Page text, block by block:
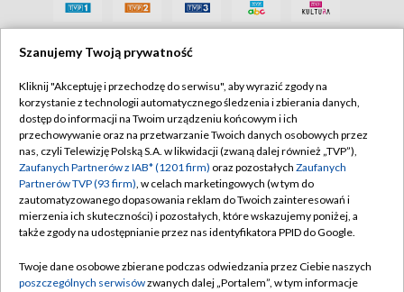
Szanujemy Twoją prywatność
Kliknij "Akceptuję i przechodzę do serwisu", aby wyrazić zgody na
korzystanie z technologii automatycznego śledzenia i zbierania danych,
dostęp do informacji na Twoim urządzeniu końcowym i ich
przechowywanie oraz na przetwarzanie Twoich danych osobowych przez
nas, czyli Telewizję Polską S.A. w likwidacji (zwaną dalej również „TVP”),
Zaufanych Partnerów z IAB* (1201 firm) oraz pozostałych Zaufanych
Partnerów TVP (93 firm), w celach marketingowych (w tym do
zautomatyzowanego dopasowania reklam do Twoich zainteresowań i
mierzenia ich skuteczności) i pozostałych, które wskazujemy poniżej, a
także zgody na udostępnianie przez nas identyfikatora PPID do Google.
Twoje dane osobowe zbierane podczas odwiedzania przez Ciebie naszych
poszczególnych serwisówzwanych dalej „Portalem”, w tym informacje